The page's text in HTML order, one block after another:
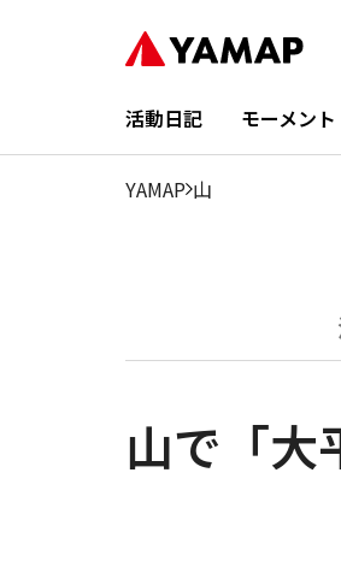
活動日記 モーメント
YAMAP 山
山で「大